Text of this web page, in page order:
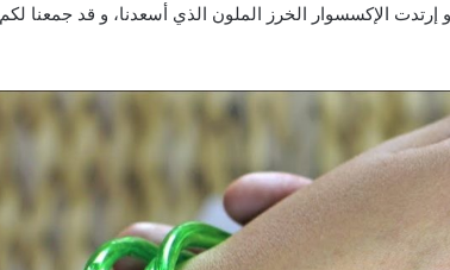
إرتدت الإكسسوار الخرز الملون الذي أسعدنا، و قد جمعنا لكم